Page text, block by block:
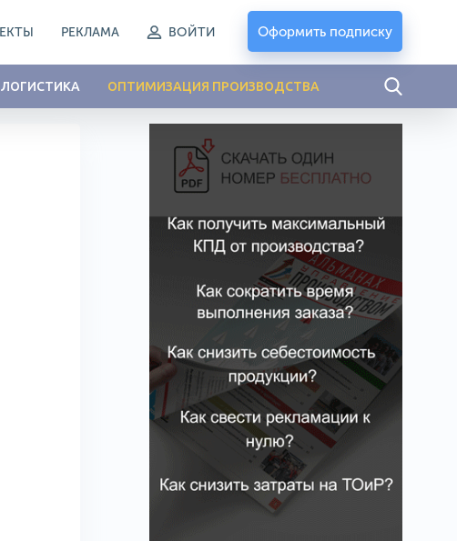
РЕКЛАМА ВОЙТИ Оформить подписку
ЛОГИСТИКА ОПТИМИЗАЦИЯ ПРОИЗВОДСТВА